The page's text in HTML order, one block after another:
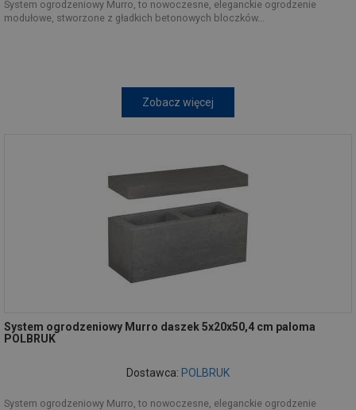
System ogrodzeniowy Murro, to nowoczesne, eleganckie ogrodzenie
modułowe, stworzone z gładkich betonowych bloczków...
Zobacz więcej
System ogrodzeniowy Murro daszek 5x20x50,4 cm paloma
POLBRUK
Dostawca: POLBRUK
System ogrodzeniowy Murro, to nowoczesne, eleganckie ogrodzenie